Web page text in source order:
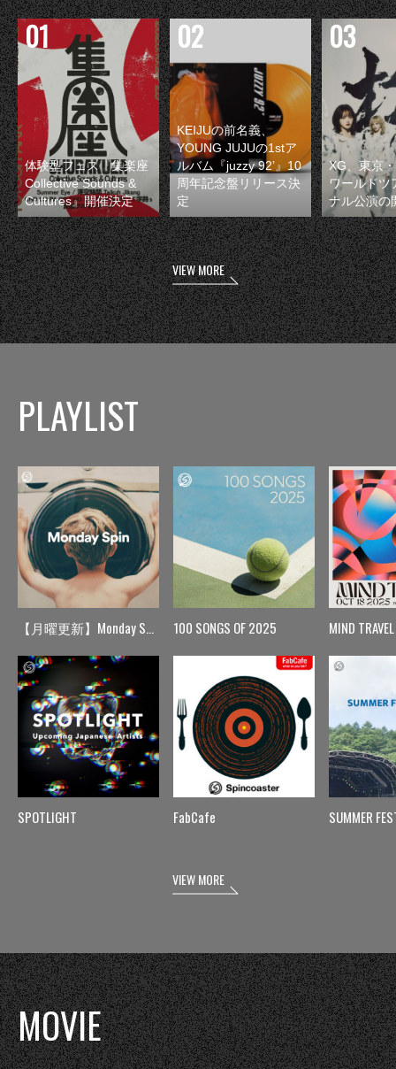
体験型フェス『集楽座
Collective Sounds &
Cultures』開催決定
KEIJUの前名義、
YOUNG JUJUの1stア
ルバム『juzzy 92’』10
周年記念盤リリース決
定
XG、東京
ワールドツ
ナル公演の
VIEW MORE
PLAYLIST
【月曜更新】Monday Spin
SPOTLIGHT
100 SONGS OF 2025
FabCafe
MIND TRAVEL
SUMMER
VIEW MORE
MOVIE